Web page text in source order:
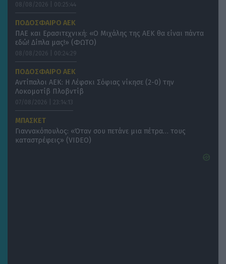
08/08/2026 | 00:25:44
ΠΟΔΟΣΦΑΙΡΟ ΑΕΚ
ΠΑΕ και Ερασιτεχνική: «Ο Μιχάλης της ΑΕΚ θα είναι πάντα
εδώ! Δίπλα μας!» (ΦΩΤΟ)
08/08/2026 | 00:24:29
ΠΟΔΟΣΦΑΙΡΟ ΑΕΚ
Αντίπαλοι ΑΕΚ: Η Λέφσκι Σόφιας νίκησε (2-0) την
Λοκομοτίβ Πλοβντίβ
07/08/2026 | 23:14:13
ΜΠΑΣΚΕΤ
Γιαννακόπουλος: «Όταν σου πετάνε μια πέτρα… τους
καταστρέφεις» (VIDEO)